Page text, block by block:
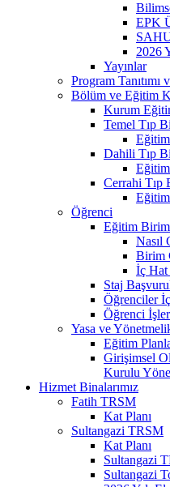
EPK
2026
Yayınlar
Program Tanıtımı
Bölüm ve Eğitim
Kurum
Temel Tıp
Dahili Tıp
Cerrahi Tıp
Öğrenci
Eğitim
Nasıl
Birim
İç Hat
Staj
Öğrenciler
Öğrenci
Yasa ve
Eğitim
Girişimsel
Kurulu
Hizmet Binalarımız
Fatih TRSM
Kat Planı
Sultangazi TRSM
Kat Planı
Sultangazi
Sultangazi